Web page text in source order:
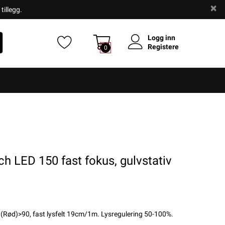
0
Logg inn
Registere
LED 150 fast fokus, gulvstativ
fast lysfelt 19cm/1m. Lysregulering 50-100%.